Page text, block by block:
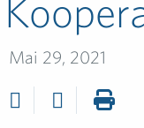
Mai 29, 2021